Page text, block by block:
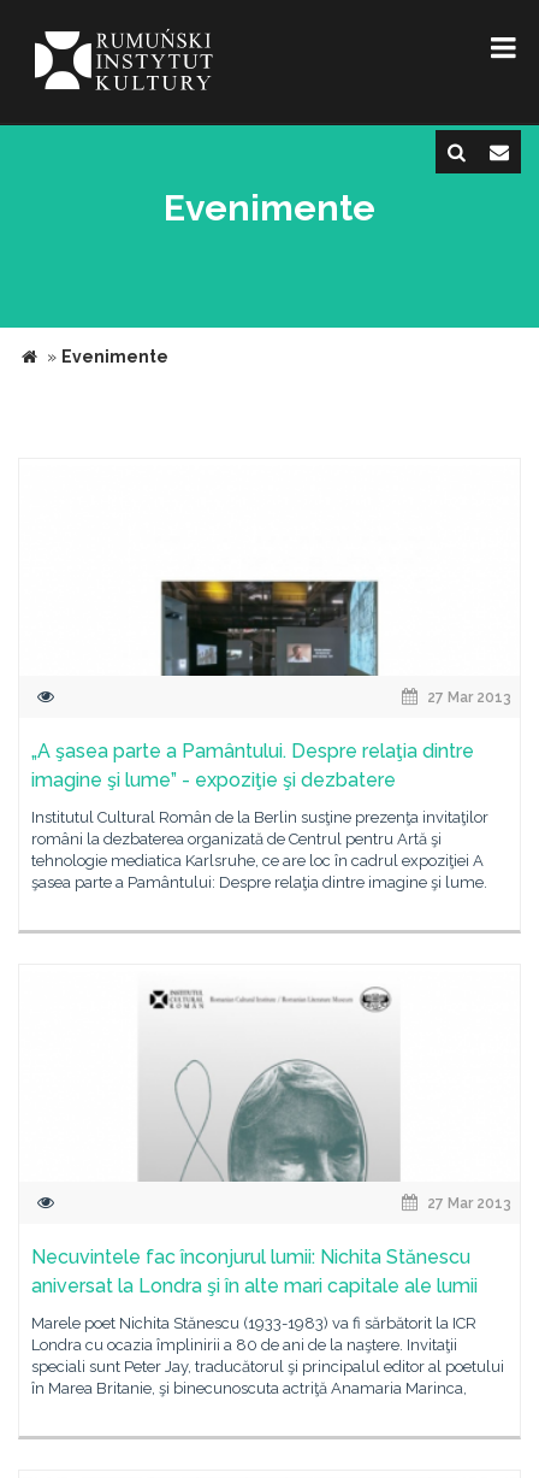
Evenimente
» Evenimente
27 Mar 2013
„A şasea parte a Pamântului. Despre relaţia dintre
imagine şi lume” - expoziţie şi dezbatere
Institutul Cultural Român de la Berlin susţine prezenţa invitaţilor
români la dezbaterea organizată de Centrul pentru Artă şi
tehnologie mediatica Karlsruhe, ce are loc în cadrul expoziţiei A
şasea parte a Pamântului: Despre relaţia dintre imagine şi lume.
27 Mar 2013
Necuvintele fac înconjurul lumii: Nichita Stănescu
aniversat la Londra şi în alte mari capitale ale lumii
Marele poet Nichita Stănescu (1933-1983) va fi sărbătorit la ICR
Londra cu ocazia împlinirii a 80 de ani de la naştere. Invitaţii
speciali sunt Peter Jay, traducătorul şi principalul editor al poetului
în Marea Britanie, şi binecunoscuta actriţă Anamaria Marinca,